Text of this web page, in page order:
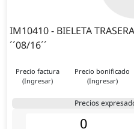
IM10410 - BIELETA
´´08/16´´
Precio factura
(Ingresar)
Precio bonificado
(Ingresar)
Precios